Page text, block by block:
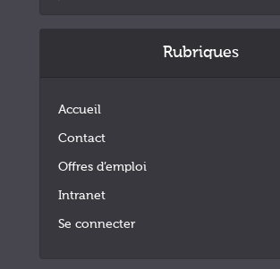
Rubriques
Accueil
Contact
Offres d’emploi
Intranet
Se connecter